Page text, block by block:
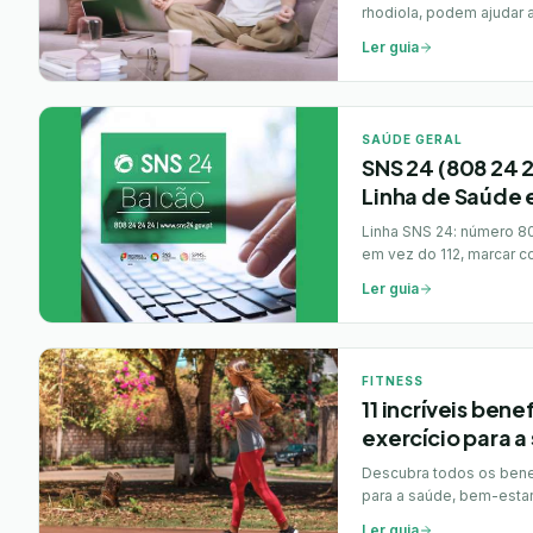
rhodiola, podem ajudar
Ler guia
SAÚDE GERAL
SNS 24 (808 24
Linha de Saúde
Linha SNS 24: número
em vez do 112, marcar
Ler guia
FITNESS
11 incríveis
exercício para a
Descubra todos os
para a saúde, bem-